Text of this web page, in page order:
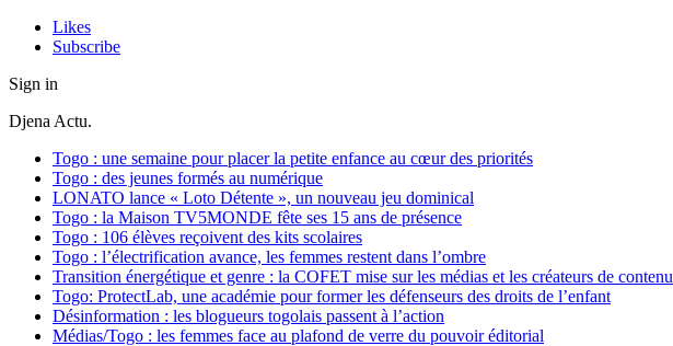
Likes
Subscribe
Sign in
Djena Actu.
Togo : une semaine pour placer la petite enfance au cœur des priorités
Togo : des jeunes formés au numérique
LONATO lance « Loto Détente », un nouveau jeu dominical
Togo : la Maison TV5MONDE fête ses 15 ans de présence
Togo : 106 élèves reçoivent des kits scolaires
Togo : l’électrification avance, les femmes restent dans l’ombre
Transition énergétique et genre : la COFET mise sur les médias et les créateurs de contenu
Togo: ProtectLab, une académie pour former les défenseurs des droits de l’enfant
Désinformation : les blogueurs togolais passent à l’action
Médias/Togo : les femmes face au plafond de verre du pouvoir éditorial